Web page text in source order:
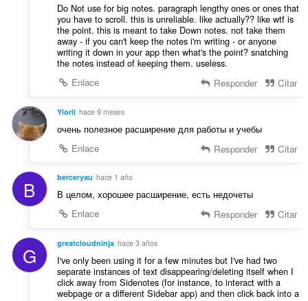
Do Not use for big notes. paragraph lengthy ones or ones that
you have to scroll. this is unreliable. like actually?? like wtf is
the point. this is meant to take Down notes. not take them
away - if you can't keep the notes i'm writing - or anyone
writing it down in your app then what's the point? snatching
the notes instead of keeping them. useless.
Enlace
Responder Citar
Ylorli hace 9 meses
очень полезное расширение для работы и учебы
Enlace
Responder Citar
B berceryau hace 1 año
В целом, хорошее расширение, есть недочеты
Enlace
Responder Citar
G greatcloudninja hace 3 años
I've only been using it for a few minutes but I've had two
separate instances of text disappearing/deleting itself when I
click away from Sidenotes (for instance, to interact with a
webpage or a different Sidebar app) and then click back into a